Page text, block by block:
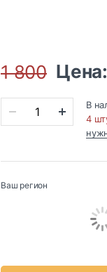
1 800
В
4
Ваш регион